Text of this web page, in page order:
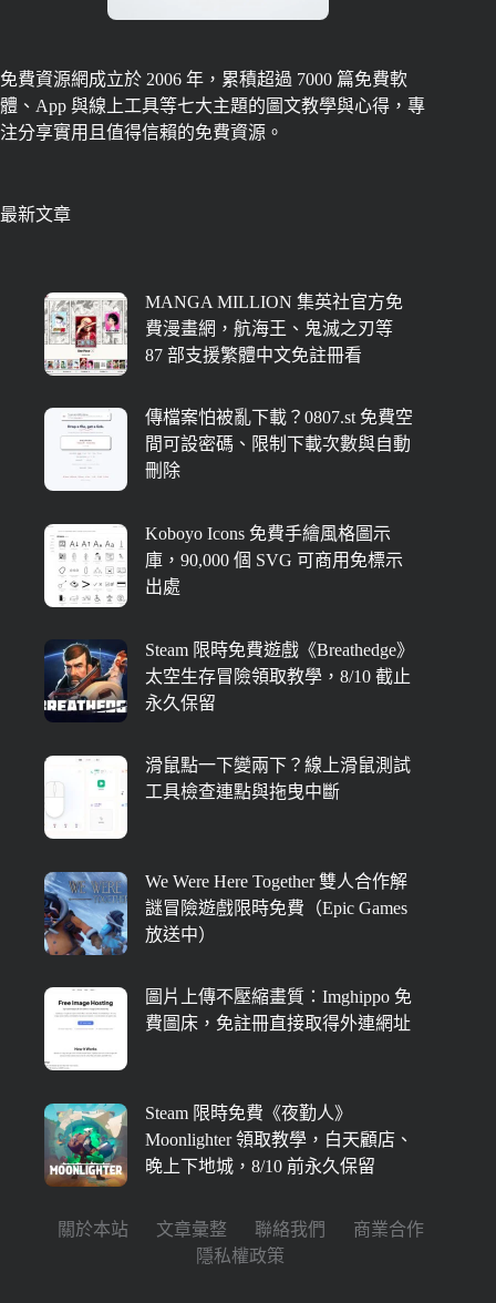
免費資源網成立於 2006 年，累積超過 7000 篇免費軟
體、App 與線上工具等七大主題的圖文教學與心得，專
注分享實用且值得信賴的免費資源。
最新文章
MANGA MILLION 集英社官方免
費漫畫網，航海王、鬼滅之刃等
87 部支援繁體中文免註冊看
傳檔案怕被亂下載？0807.st 免費空
間可設密碼、限制下載次數與自動
刪除
Koboyo Icons 免費手繪風格圖示
庫，90,000 個 SVG 可商用免標示
出處
Steam 限時免費遊戲《Breathedge》
太空生存冒險領取教學，8/10 截止
永久保留
滑鼠點一下變兩下？線上滑鼠測試
工具檢查連點與拖曳中斷
We Were Here Together 雙人合作解
謎冒險遊戲限時免費（Epic Games
放送中）
圖片上傳不壓縮畫質：Imghippo 免
費圖床，免註冊直接取得外連網址
Steam 限時免費《夜勤人》
Moonlighter 領取教學，白天顧店、
晚上下地城，8/10 前永久保留
關於本站 文章彙整 聯絡我們
商業合作
隱私權政策